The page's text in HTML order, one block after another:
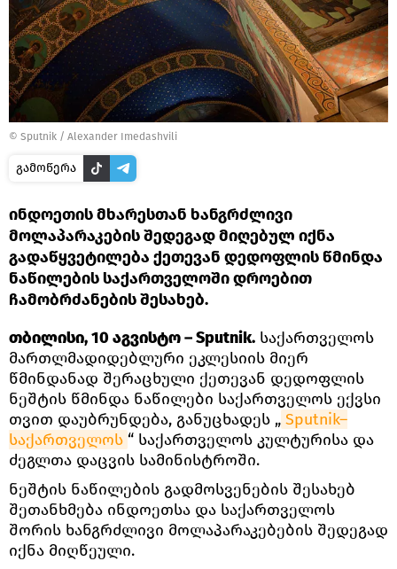
© Sputnik / Alexander Imedashvili
გამოწერა
ინდოეთის მხარესთან ხანგრძლივი
მოლაპარაკების შედეგად მიღებულ იქნა
გადაწყვეტილება ქეთევან დედოფლის წმინდა
ნაწილების საქართველოში დროებით
ჩამობრძანების შესახებ.
თბილისი, 10 აგვისტო – Sputnik. საქართველოს
მართლმადიდებლური ეკლესიის მიერ
წმინდანად შერაცხული ქეთევან დედოფლის
ნეშტის წმინდა ნაწილები საქართველოს ექვსი
თვით დაუბრუნდება, განუცხადეს „ Sputnik–
საქართველოს “ საქართველოს კულტურისა და
ძეგლთა დაცვის სამინისტროში.
ნეშტის ნაწილების გადმოსვენების შესახებ
შეთანხმება ინდოეთსა და საქართველოს
შორის ხანგრძლივი მოლაპარაკებების შედეგად
იქნა მიღწეული.